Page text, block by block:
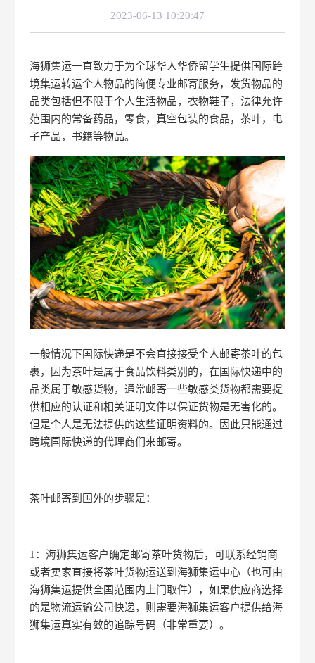
2023-06-13 10:20:47
海狮集运一直致力于为全球华人华侨留学生提供国际跨
境集运转运个人物品的简便专业邮寄服务，发货物品的
品类包括但不限于个人生活物品，衣物鞋子，法律允许
范围内的常备药品，零食，真空包装的食品，茶叶，电
子产品，书籍等物品。
一般情况下国际快递是不会直接接受个人邮寄茶叶的包
裹，因为茶叶是属于食品饮料类别的，在国际快递中的
品类属于敏感货物，通常邮寄一些敏感类货物都需要提
供相应的认证和相关证明文件以保证货物是无害化的。
但是个人是无法提供的这些证明资料的。因此只能通过
跨境国际快递的代理商们来邮寄。
茶叶邮寄到国外的步骤是：
1：海狮集运客户确定邮寄茶叶货物后，可联系经销商
或者卖家直接将茶叶货物运送到海狮集运中心（也可由
海狮集运提供全国范围内上门取件），如果供应商选择
的是物流运输公司快递，则需要海狮集运客户提供给海
狮集运真实有效的追踪号码（非常重要）。